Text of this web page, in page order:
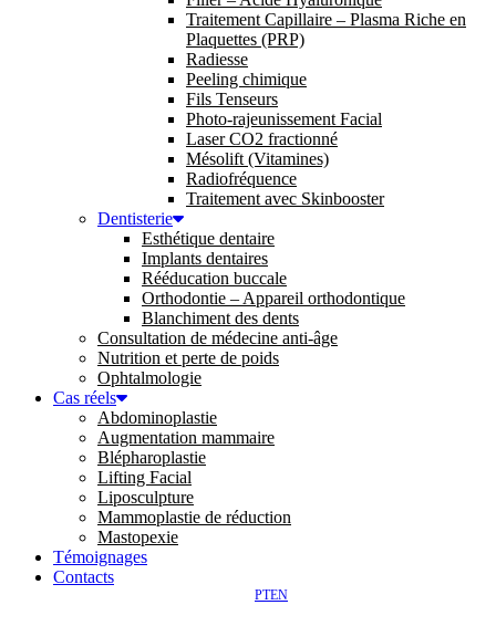
Traitement Capillaire – Plasma Riche en
Plaquettes (PRP)
Radiesse
Peeling chimique
Fils Tenseurs
Photo-rajeunissement Facial
Laser CO2 fractionné
Mésolift (Vitamines)
Radiofréquence
Traitement avec Skinbooster
Dentisterie
Esthétique dentaire
Implants dentaires
Rééducation buccale
Orthodontie – Appareil orthodontique
Blanchiment des dents
Consultation de médecine anti-âge
Nutrition et perte de poids
Ophtalmologie
Cas réels
Abdominoplastie
Augmentation mammaire
Blépharoplastie
Lifting Facial
Liposculpture
Mammoplastie de réduction
Mastopexie
Témoignages
Contacts
PTEN